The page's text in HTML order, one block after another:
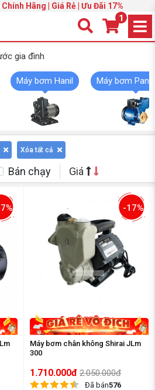
Hãng | Giá Rẻ | Ưu Đãi 17%
1
gia đình
Máy bơm Hanil Máy bơm
Xóa tất cả
Bán chạy Giá
-17%
Máy bơm chân không Shirai JLm
300
1.710.000đ 2.050.000đ
Đã bán576